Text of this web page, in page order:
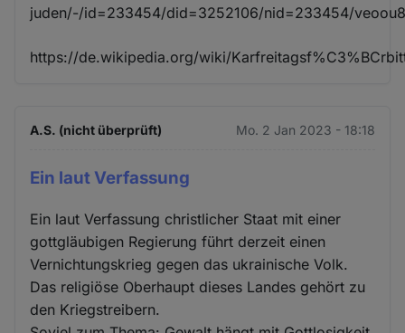
juden/-/id=233454/did=3252106/nid=233454/
https://de.wikipedia.org/wiki/
A.S. (nicht überprüft) Mo. 2 Jan 2023 - 18:18
Ein laut Verfassung
Ein laut Verfassung christlicher Staat mit einer
gottgläubigen Regierung führt derzeit einen
Vernichtungskrieg gegen das ukrainische Volk.
Das religiöse Oberhaupt dieses Landes gehört zu
den Kriegstreibern.